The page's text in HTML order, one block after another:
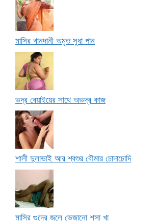
মাসির খানদানী অমৃত সুধা পান
ভদ্র বেয়াইয়ের সাথে অভদ্র কাজ
শালী দুলাভাই আর শ্বশুর বৌমার চোদাচোদি
মাসির গুদের জলে ভেজানো শসা খা